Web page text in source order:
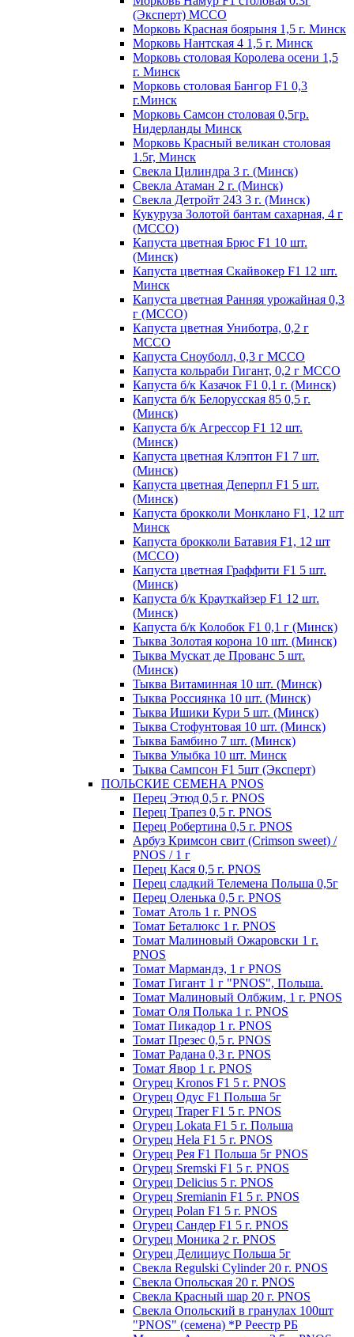
(Эксперт) МССО
Морковь Красная боярыня 1,5 г. Минск
Морковь Нантская 4 1,5 г. Минск
Морковь столовая Королева осени 1,5
г. Минск
Морковь столовая Бангор F1 0,3
г.Минск
Морковь Самсон столовая 0,5гр.
Нидерланды Минск
Морковь Красный великан столовая
1.5г, Минск
Свекла Цилиндра 3 г. (Минск)
Свекла Атаман 2 г. (Минск)
Свекла Детройт 243 3 г. (Минск)
Кукуруза Золотой бантам сахарная, 4 г
(МССО)
Капуста цветная Брюс F1 10 шт.
(Минск)
Капуста цветная Скайвокер F1 12 шт.
Минск
Капуста цветная Ранняя урожайная 0,3
г (МССО)
Капуста цветная Униботра, 0,2 г
МССО
Капуста Сноуболл, 0,3 г МССО
Капуста кольраби Гигант, 0,2 г МССО
Капуста б/к Казачок F1 0,1 г. (Минск)
Капуста б/к Белорусская 85 0,5 г.
(Минск)
Капуста б/к Агрессор F1 12 шт.
(Минск)
Капуста цветная Клэптон F1 7 шт.
(Минск)
Капуста цветная Деперпл F1 5 шт.
(Минск)
Капуста брокколи Монклано F1, 12 шт
Минск
Капуста брокколи Батавия F1, 12 шт
(МССО)
Капуста цветная Граффити F1 5 шт.
(Минск)
Капуста б/к Крауткайзер F1 12 шт.
(Минск)
Капуста б/к Колобок F1 0,1 г (Минск)
Тыква Золотая корона 10 шт. (Минск)
Тыква Мускат де Прованс 5 шт.
(Минск)
Тыква Витаминная 10 шт. (Минск)
Тыква Россиянка 10 шт. (Минск)
Тыква Ишики Кури 5 шт. (Минск)
Тыква Стофунтовая 10 шт. (Минск)
Тыква Бамбино 7 шт. (Минск)
Тыква Улыбка 10 шт. Минск
Тыква Сампсон F1 5шт (Эксперт)
ПОЛЬСКИЕ СЕМЕНА PNOS
Перец Этюд 0,5 г. PNOS
Перец Трапез 0,5 г. PNOS
Перец Робертина 0,5 г. PNOS
Арбуз Кримсон свит (Crimson sweet) /
PNOS / 1 г
Перец Кася 0,5 г. PNOS
Перец сладкий Телемена Польша 0,5г
Перец Оленька 0,5 г. PNOS
Томат Атоль 1 г. PNOS
Томат Беталюкс 1 г. PNOS
Томат Малиновый Ожаровски 1 г.
PNOS
Томат Мармандэ, 1 г PNOS
Томат Гигант 1 г "PNOS", Польша.
Томат Малиновый Олбжим, 1 г. PNOS
Томат Оля Полька 1 г. PNOS
Томат Пикадор 1 г. PNOS
Томат Презес 0,5 г. PNOS
Toмaт Рaдaнa 0,3 г. PNOS
Томат Явор 1 г. PNOS
Огурец Kronos F1 5 г. PNOS
Огурец Одус F1 Польша 5г
Огурец Traper F1 5 г. PNOS
Огурец Lokata F1 5 г. Польша
Огурец Hela F1 5 г. PNOS
Огурец Рея F1 Польша 5г PNOS
Огурец Sremski F1 5 г. PNOS
Огурец Delicius 5 г. PNOS
Огурец Sremianin F1 5 г. PNOS
Огурец Polan F1 5 г. PNOS
Огурец Сандер F1 5 г. PNOS
Огурец Моника 2 г. PNOS
Огурец Делициус Польша 5г
Свекла Regulski Cylinder 20 г. PNOS
Свекла Опольская 20 г. PNOS
Свекла Красный шар 20 г. PNOS
Свекла Опольский в гранулах 100шт
"PNOS" (семена) *Р Реестр РБ